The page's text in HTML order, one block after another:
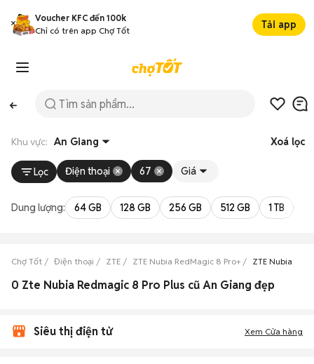
Voucher KFC đến 100k
Chỉ có trên app Chợ Tốt
Tải app
Khu vực: An Giang Xoá lọc
Lọc Điện thoại 67 Giá
Dung lượng: 64 GB 128 GB 256 GB 512 GB 1 TB
Chợ Tốt Điện thoại ZTE ZTE Nubia RedMagic 8 Pro+ ZTE Nubia
0 Zte Nubia Redmagic 8 Pro Plus cũ An Giang đẹp
Siêu thị điện tử Xem Cửa hàng